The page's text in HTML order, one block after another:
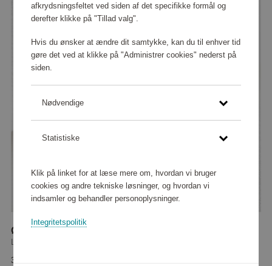
Øreringe Petite Kennedy Hoops Ivory Pearl
37 290 point
afkrydsningsfeltet ved siden af det specifikke formål og
derefter klikke på "Tillad valg".
Hvis du ønsker at ændre dit samtykke, kan du til enhver tid
gøre det ved at klikke på "Administrer cookies" nederst på
siden.
Nødvendige
Statistiske
Klik på linket for at læse mere om, hvordan vi bruger
cookies og andre tekniske løsninger, og hvordan vi
indsamler og behandler personoplysninger.
Integritetspolitik